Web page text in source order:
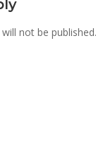
not be published.